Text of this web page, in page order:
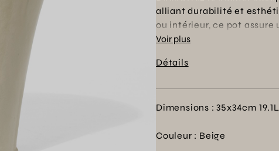
alliant durabilité et
ou intérieur, ce pot
bénéficiant d’une
l'enrichissement de votre
Voir plus
Détails
Dimensions : 35x34cm 19.1L
Couleur : Beige